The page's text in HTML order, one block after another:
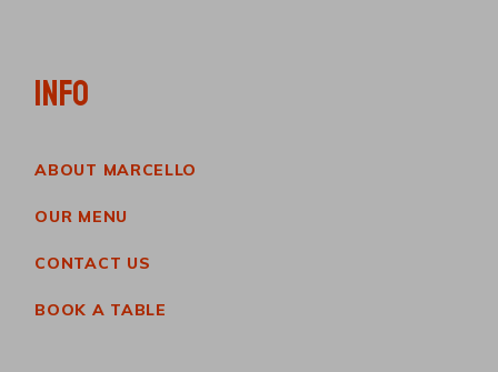
INFO
ABOUT MARCELLO
OUR MENU
CONTACT US
BOOK A TABLE